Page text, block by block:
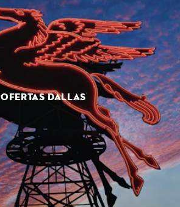
OFERTAS DALLAS